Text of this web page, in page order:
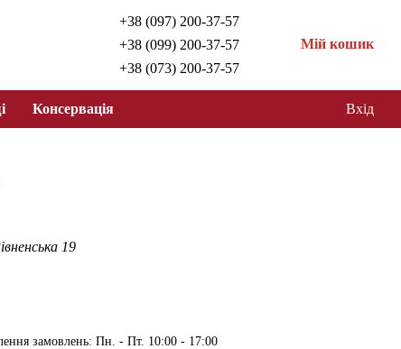
+38 (097) 200-37-57
+38 (099) 200-37-57
+38 (073) 200-37-57
Мій кошик
Консервація Вхід
19
замовлень: Пн. - Пт. 10:00 - 17:00